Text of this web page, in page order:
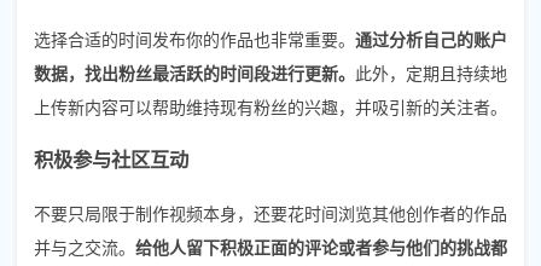
选择合适的时间发布你的作品也非常重要。 通过分析自己的账户
数据，找出粉丝最活跃的时间段进行更新。 此外，定期且持续地
上传新内容可以帮助维持现有粉丝的兴趣，并吸引新的关注者。
积极参与社区互动
不要只局限于制作视频本身，还要花时间浏览其他创作者的作品
并与之交流。 给他人留下积极正面的评论或者参与他们的挑战都